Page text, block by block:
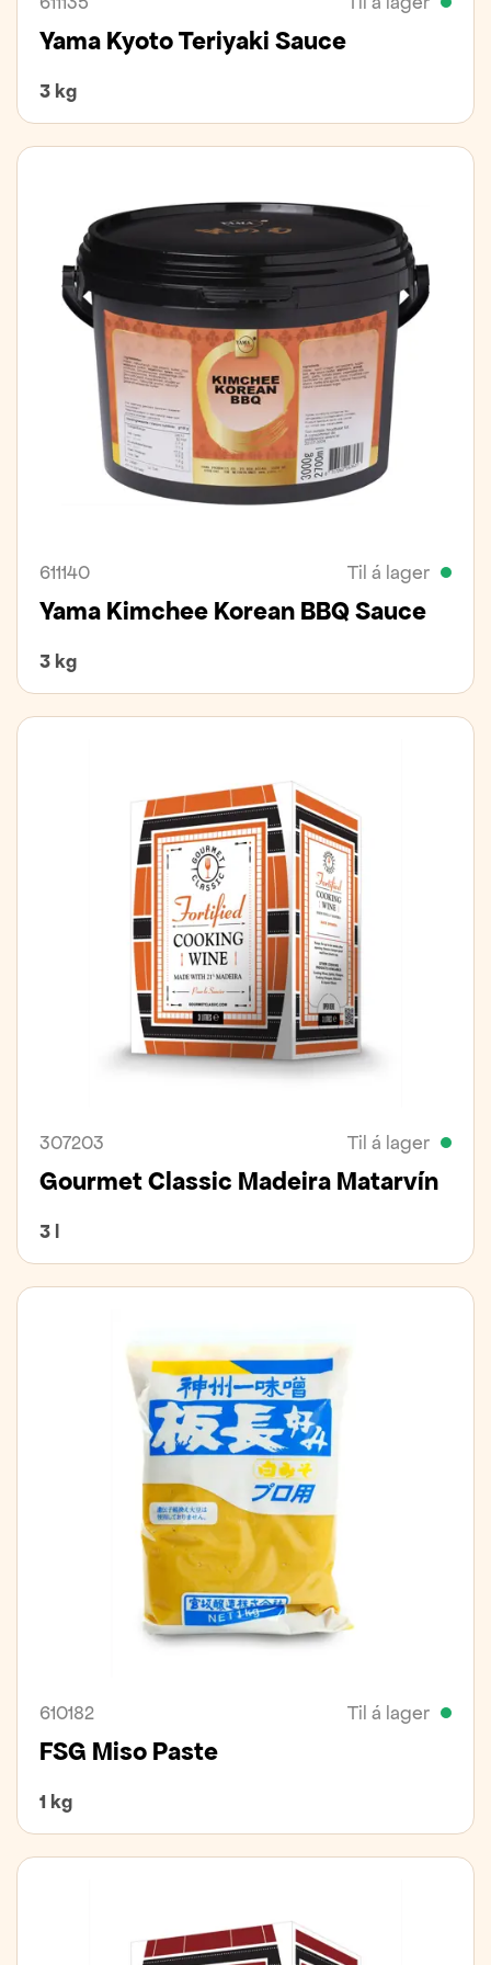
Yama Kyoto Teriyaki Sauce
3 kg
611140 Til á lager
Yama Kimchee Korean BBQ Sauce
3 kg
307203 Til á lager
Gourmet Classic Madeira Matarvín
3 l
610182 Til á lager
FSG Miso Paste
1 kg